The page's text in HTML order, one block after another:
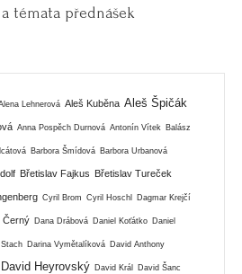
témata přednášek
Lehnerová Aleš Kuběna Aleš Špičák
Anna Pospěch Durnová Antonín Vítek Balász
Barbora Šmídová Barbora Urbanová
Břetislav Fajkus Břetislav Tureček
Cyril Brom Cyril Hoschl Dagmar Krejčí
Černý Dana Drábová Daniel Koťátko Daniel
Darina Vymětalíková David Anthony
David Heyrovský David Král David Šanc